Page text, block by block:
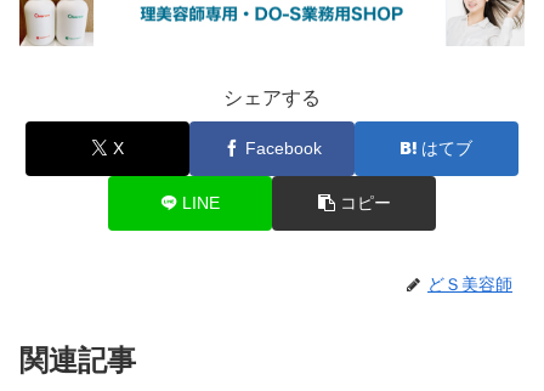
シェアする
X Facebook はてブ
LINE コピー
どＳ美容師
関連記事